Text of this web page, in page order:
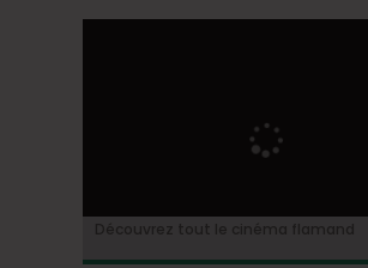
Ontdek alles over de Vlaamse cinema
Découvrez tout le cinéma flamand